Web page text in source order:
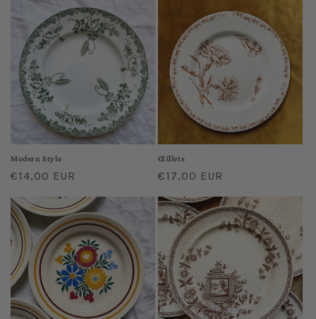
Modern Style
Prix
€14,00 EUR
Œillets
Prix
€17,00 EUR